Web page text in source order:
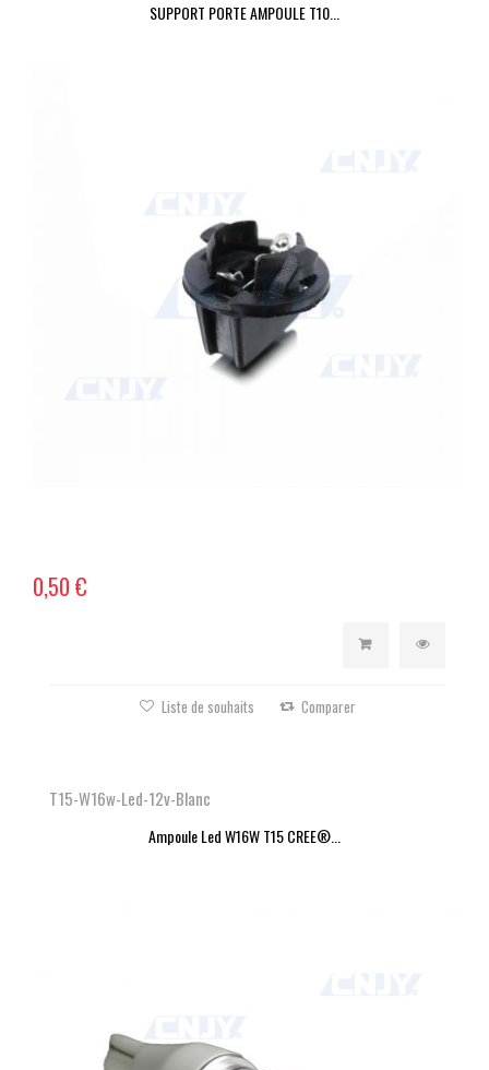
SUPPORT PORTE AMPOULE T10...
0,50 €
Liste de souhaits Comparer
T15-W16w-Led-12v-Blanc
Ampoule Led W16W T15 CREE®...